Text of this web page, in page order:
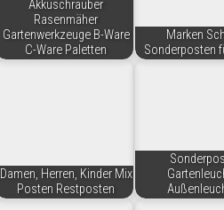
Akkuschrauber
Rasenmäher
Gartenwerkzeuge B-Ware
C-Ware Paletten
Marken
Sonderposten
Damen, Herren, Kinder Mix
Posten Restposten